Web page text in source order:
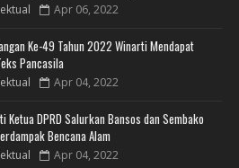
Apr 06, 2022
Ke-49 Tahun 2022 Winarti Mendapat
Pancasila
Apr 04, 2022
Ketua DPRD Salurkan Bansos dan Sembako
Bencana Alam
Apr 04, 2022